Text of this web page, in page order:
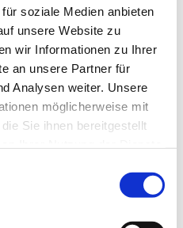
soziale Medien anbieten
unsere Website zu
wir Informationen zu Ihrer
an unsere Partner für
Analysen weiter. Unsere
möglicherweise mit
Sie ihnen bereitgestellt
Auswahl an stilvollen
für jedes
Materialien und
unsere Produkte
und bieten
Ob klassisch
bei uns die perfekte
für Ihr Fenster.
Service und